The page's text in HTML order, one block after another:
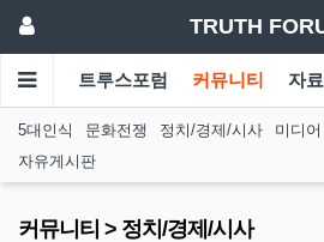
TRUTH
트루스포럼 커뮤니티 자
5대인식 문화전쟁 정치/경제/시사 미디어
자유게시판
커뮤니티 > 정치/경제/시사